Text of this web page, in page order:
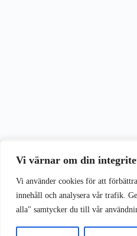
Vi värnar om din
Vi använder cookies för att
innehåll och analysera vår trafik.
alla" samtycker du till vår
Vi använder cookies för att förbättra